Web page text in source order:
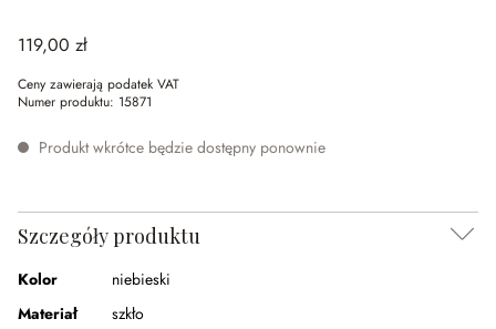
119,00 zł
Ceny zawierają podatek VAT
Numer produktu: 15871
Produkt wkrótce będzie dostępny ponownie
Szczegóły produktu
Kolor
niebieski
Materiał
szkło